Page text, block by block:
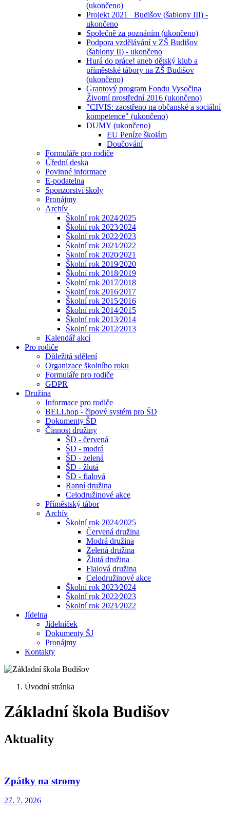
(ukončeno)
Projekt 2021_ Budišov (šablony III) -
ukončeno
Společně za poznáním (ukončeno)
Podpora vzdělávání v ZŠ Budišov
(šablony II) - ukončeno
Hurá do práce! aneb dětský klub a
příměstské tábory na ZŠ Budišov
(ukončeno)
Grantový program Fondu Vysočina
Životní prostřední 2016 (ukončeno)
"CIVIS: zaostřeno na občanské a sociální
kompetence" (ukončeno)
DUMY (ukončeno)
EU Peníze školám
Doučování
Formuláře pro rodiče
Úřední deska
Povinné informace
E-podatelna
Sponzorství školy
Pronájmy
Archív
Školní rok 2024⁄2025
Školní rok 2023⁄2024
Školní rok 2022⁄2023
Školní rok 2021⁄2022
Školní rok 2020⁄2021
Školní rok 2019⁄2020
Školní rok 2018⁄2019
Školní rok 2017⁄2018
Školní rok 2016⁄2017
Školní rok 2015⁄2016
Školní rok 2014⁄2015
Školní rok 2013⁄2014
Školní rok 2012⁄2013
Kalendář akcí
Pro rodiče
Důležitá sdělení
Organizace školního roku
Formuláře pro rodiče
GDPR
Družina
Informace pro rodiče
BELLhop - čipový systém pro ŠD
Dokumenty ŠD
Činnost družiny
ŠD - červená
ŠD - modrá
ŠD - zelená
ŠD - žlutá
ŠD - fialová
Ranní družina
Celodružinové akce
Příměstský tábor
Archív
Školní rok 2024⁄2025
Červená družina
Modrá družina
Zelená družina
Žlutá družina
Fialová družina
Celodružinové akce
Školní rok 2023⁄2024
Školní rok 2022⁄2023
Školní rok 2021⁄2022
Jídelna
Jídelníček
Dokumenty ŠJ
Pronájmy
Kontakty
Úvodní stránka
Základní škola Budišov
Aktuality
Zpátky na stromy
27. 7. 2026